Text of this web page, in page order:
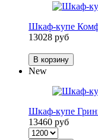
Шкаф-купе
13028 руб
В корзину
New
Шкаф-купе
13460 руб